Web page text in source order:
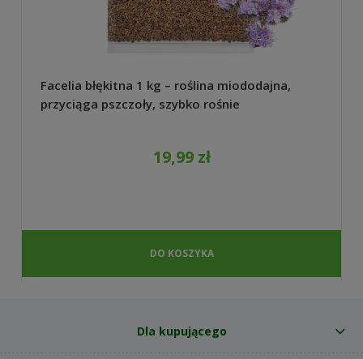
Facelia błękitna 1 kg – roślina miododajna,
przyciąga pszczoły, szybko rośnie
19,99 zł
DO KOSZYKA
Dla kupującego